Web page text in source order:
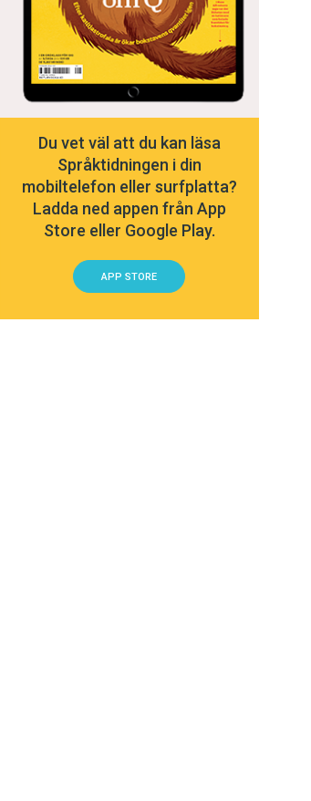
Du vet väl att du kan läsa
Språktidningen i din
mobiltelefon eller surfplatta?
Ladda ned appen från App
Store eller Google Play.
APP STORE